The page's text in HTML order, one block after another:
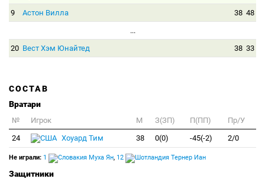
9
Астон Вилла 38 48
...
20 Вест Хэм Юнайтед 38 33
СОСТАВ
Вратари
№ Игрок M З(ЗП) П(ПП)
Пр/У
24
Хоуард Тим 38 0(0) -45(-2) 2/0
Не играли: 1 Муха Ян, 12 Тернер Иан
Защитники